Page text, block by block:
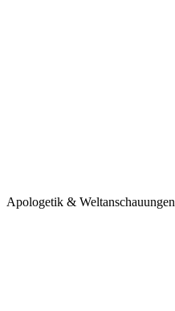
Apologetik & Weltanschauungen